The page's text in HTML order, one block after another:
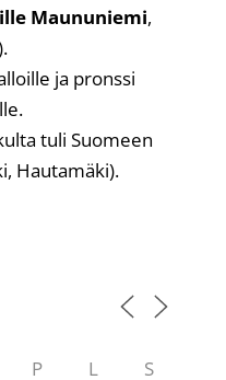
Maununiemi,
ja pronssi
tuli Suomeen
Hautamäki).
P L S